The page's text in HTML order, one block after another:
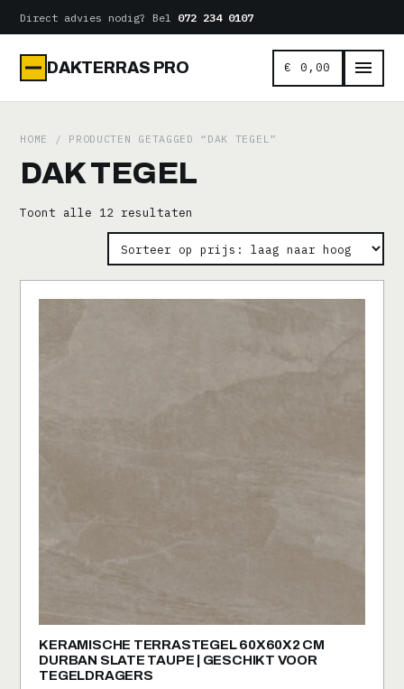
Naar
de
inhoud
Direct advies nodig? Bel 072 234 0107
DAKTERRAS PRO € 0,00
HOME / PRODUCTEN GETAGGED “DAK TEGEL”
DAK TEGEL
Toont alle 12 resultaten
op
prijs:
laag
naar
hoog
KERAMISCHE TERRASTEGEL 60X60X2 CM
DURBAN SLATE TAUPE | GESCHIKT VOOR
TEGELDRAGERS